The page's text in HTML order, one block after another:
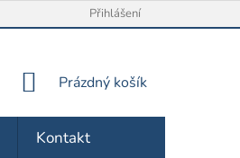
OBCHODNÍ PODMÍNKY
Přihlášení
NÁKUPNÍ
Prázdný košík
Kontakt